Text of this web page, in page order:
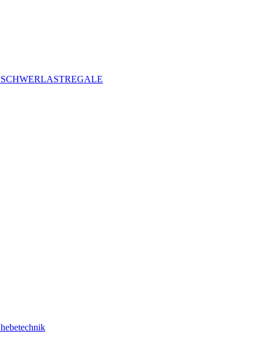
SCHWERLASTREGALE
hebetechnik